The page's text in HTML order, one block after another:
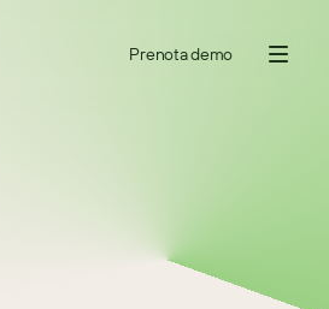
Prenota demo